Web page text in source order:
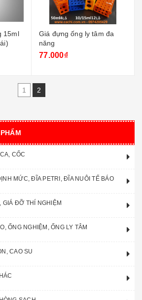
15ml
Giá đựng ống ly tâm đa
năng
77.000₫
1 2
CỐC
MỨC, ĐĨA PETRI, ĐĨA NUÔI TẾ BÁO
GIÁ ĐỠ THÍ NGHIỆM
ỐNG NGHIỆM, ỐNG LY TÂM
CAO SU